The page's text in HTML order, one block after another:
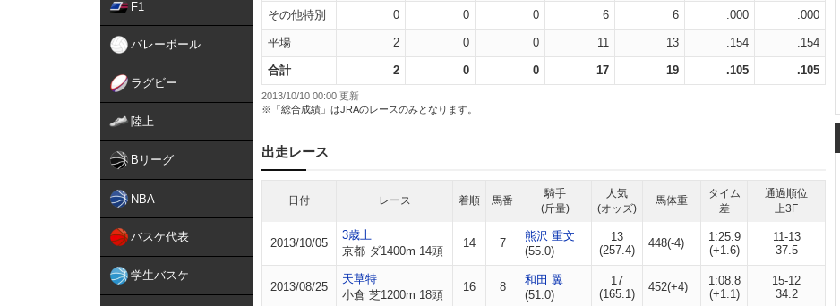
F1
バレーボール
ラグビー
陸上
Bリーグ
NBA
バスケ代表
学生バスケ
その他特別 0 0 0 6 6 .000 .000
平場 2 0 0 11 13 .154 .154
合計 2 0 0 17 19 .105 .105
2013/10/10 00:00 更新
※「総合成績」はJRAのレースのみとなります。
出走レース
日付 レース 着順 馬番
騎手
(斤量)
人気
(オッズ)
馬体重
タイム
差
通過順位
上3F
2013/10/05
3歳上
京都 ダ1400m 14頭
14 7
熊沢 重文
(55.0)
13
(257.4)
448(-4)
1:25.9
(+1.6)
11-13
37.5
2013/08/25
天草特
小倉 芝1200m 18頭
16 8
和田 翼
(51.0)
17
(165.1)
452(+4)
1:08.8
(+1.1)
15-12
34.2